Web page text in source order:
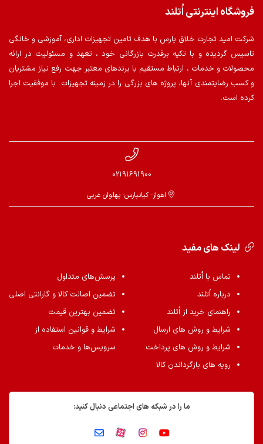
فروشگاه اینترنتی اُتلند
شرکت امید تجارت خلاق پارس با هدف تامین تجهیزات اداری، آموزشی و خانگی
تاسیس گردیده و با تکیه برقدرت بازرگانی خود ، تعهد و مسئولیت در ارائه
محصولات و خدمات ، ارتباط مستقیم با برندهای معتبر جهت رفع نیاز مشتریان
و کسب رضایتمندی آنها، پروژه های بزرگی را در زمینه تجهیزات با موفقیت اجرا
کرده است.
02191691900
اهواز- کیانپارس- پهلوان غربی
لینک های مفید
تماس با اُتلند
درباره اُتلند
راهنمای خرید از اُتلند
شرایط و روش های ارسال
شرایط و روش های پرداخت
رویه های بازگرداندن کالا
پرسش‌های متداول
تضمین اصالت کالا و گارانتی اصلی
تضمین بهترین قیمت
شرایط و قوانین استفاده از
سرویس‌ها و خدمات
ما را در شبکه های اجتماعی دنبال کنید: